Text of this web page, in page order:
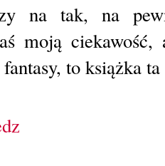
na tak, na
moją
to książka